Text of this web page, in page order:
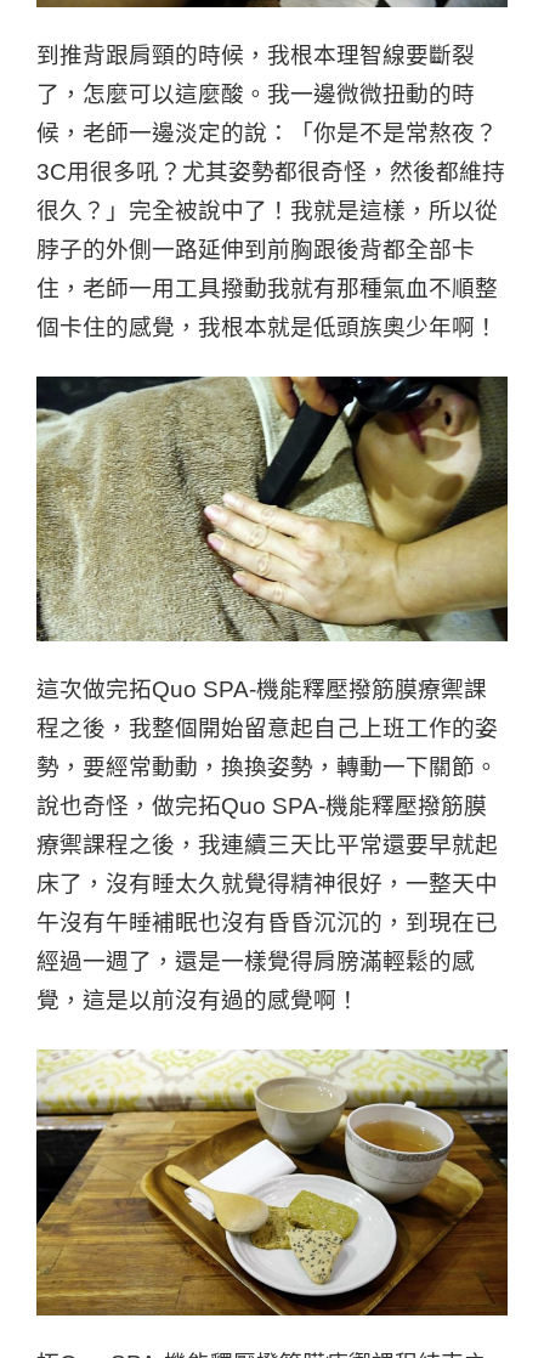
到推背跟肩頸的時候，我根本理智線要斷裂
了，怎麼可以這麼酸。我一邊微微扭動的時
候，老師一邊淡定的說：「你是不是常熬夜？
3C用很多吼？尤其姿勢都很奇怪，然後都維持
很久？」完全被說中了！我就是這樣，所以從
脖子的外側一路延伸到前胸跟後背都全部卡
住，老師一用工具撥動我就有那種氣血不順整
個卡住的感覺，我根本就是低頭族奧少年啊！
這次做完拓Quo SPA-機能釋壓撥筋膜療禦課
程之後，我整個開始留意起自己上班工作的姿
勢，要經常動動，換換姿勢，轉動一下關節。
說也奇怪，做完拓Quo SPA-機能釋壓撥筋膜
療禦課程之後，我連續三天比平常還要早就起
床了，沒有睡太久就覺得精神很好，一整天中
午沒有午睡補眠也沒有昏昏沉沉的，到現在已
經過一週了，還是一樣覺得肩膀滿輕鬆的感
覺，這是以前沒有過的感覺啊！